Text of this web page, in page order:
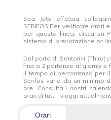
Sea Jets effettua
SERIFOS.Per verificare
per questa linea, clicca su
sistema di prenotazione on
Dal porto di Santorini (Thira)
fino a 2 partenze al giorno e
Il tempo di percorrenza per
Serifos varia da un minimo
ore. Consulta i nostri
orari di tutti i viaggi
Orari